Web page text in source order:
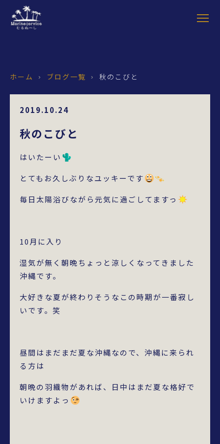
ホーム › ブログ一覧 › 秋のこびと
2019.10.24
秋のこびと
はいたーい
とてもお久しぶりなユッキーです
毎日太陽浴びながら元気に過ごしてますっ
10月に入り
湿気が無く朝晩ちょっと涼しくなってきました
沖縄です。
大好きな夏が終わりそうなこの時期が一番寂し
いです。笑
昼間はまだまだ夏な沖縄なので、沖縄に来られ
る方は
朝晩の羽織物があれば、日中はまだ夏な格好で
いけますよっ